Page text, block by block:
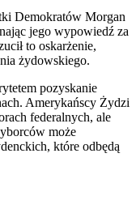
Demokratów Morgan
jego wypowiedź za
to oskarżenie,
żydowskiego.
pozyskanie
Amerykańscy Żydzi
federalnych, ale
może
które odbędą